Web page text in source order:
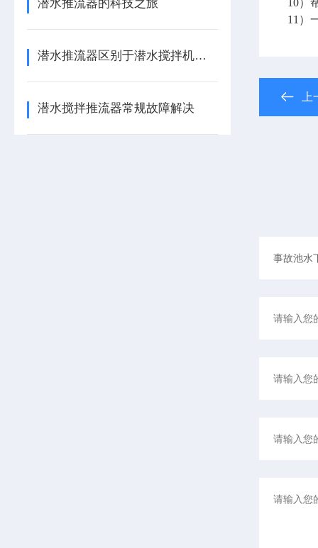
潜水推流器的科技之旅
潜水推流器区别于潜水搅拌机的侧重点
潜水搅拌推流器常规故障解决
10）
11）